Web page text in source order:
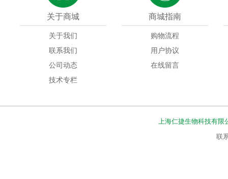
关于商城
关于我们
联系我们
公司动态
技术专栏
商城指南
购物流程
用户协议
在线留言
上海仁捷生物科技有限
联